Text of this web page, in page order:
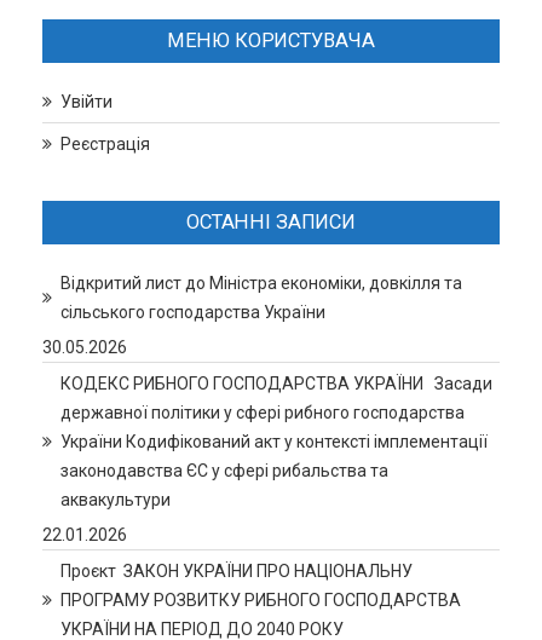
МЕНЮ КОРИСТУВАЧА
Увійти
Реєстрація
ОСТАННІ ЗАПИСИ
Відкритий лист до Міністра економіки, довкілля та
сільського господарства України
30.05.2026
КОДЕКС РИБНОГО ГОСПОДАРСТВА УКРАЇНИ Засади
державної політики у сфері рибного господарства
України Кодифікований акт у контексті імплементації
законодавства ЄС у сфері рибальства та
аквакультури
22.01.2026
Проєкт ЗАКОН УКРАЇНИ ПРО НАЦІОНАЛЬНУ
ПРОГРАМУ РОЗВИТКУ РИБНОГО ГОСПОДАРСТВА
УКРАЇНИ НА ПЕРІОД ДО 2040 РОКУ